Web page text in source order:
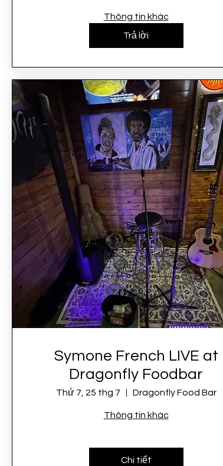
Thông tin khác
Trả lời
Symone French LIVE at
Dragonfly Foodbar
Thứ 7, 25 thg 7 Dragonfly Food Bar
Thông tin khác
Chi tiết